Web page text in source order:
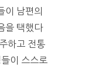
이 남편의
을 택했다
하고 전통
이 스스로